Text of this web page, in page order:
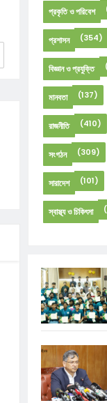
প্রকৃতি ও পরিবেশ
প্রশাসন (354)
বিজ্ঞান ও প্রযুক্তি
মানবতা (137)
রাজনীতি (410)
সংগঠন (309)
সারাদেশ (101)
স্বাস্থ্য ও চিকিৎসা